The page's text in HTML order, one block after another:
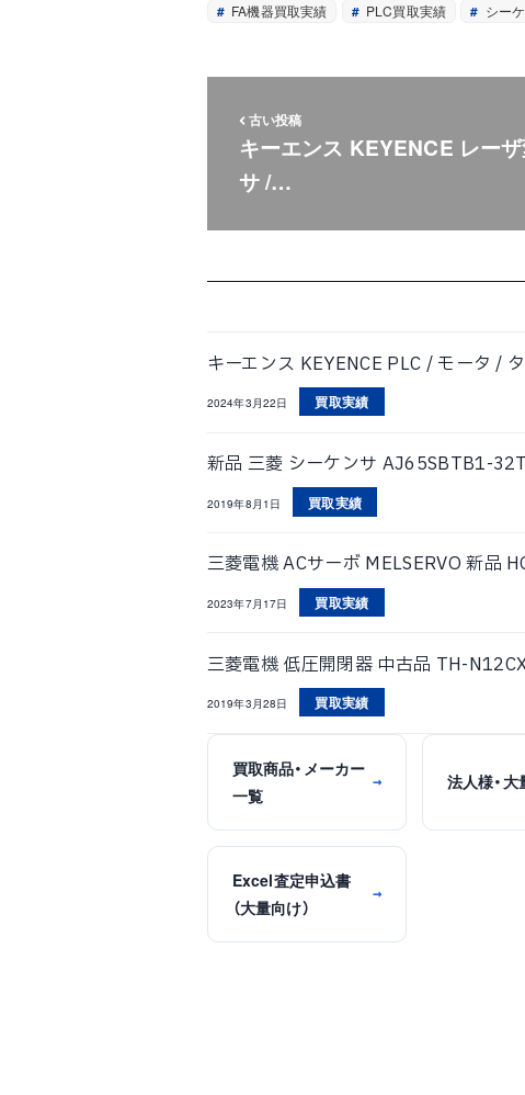
FA機器買取実績 PLC買取実績 シー
古い投稿
キーエンス KEYENCE レー
サ /…
キーエンス KEYENCE PLC / モータ /
2024年3月22日 買取実績
新品 三菱 シーケンサ AJ65SBTB1-
2019年8月1日 買取実績
三菱電機 ACサーボ MELSERVO 新品
2023年7月17日 買取実績
三菱電機 低圧開閉器 中古品 TH-
2019年3月28日 買取実績
買取商品・メーカー
一覧
→ 法人様・大
Excel査定申込書
（大量向け）
→